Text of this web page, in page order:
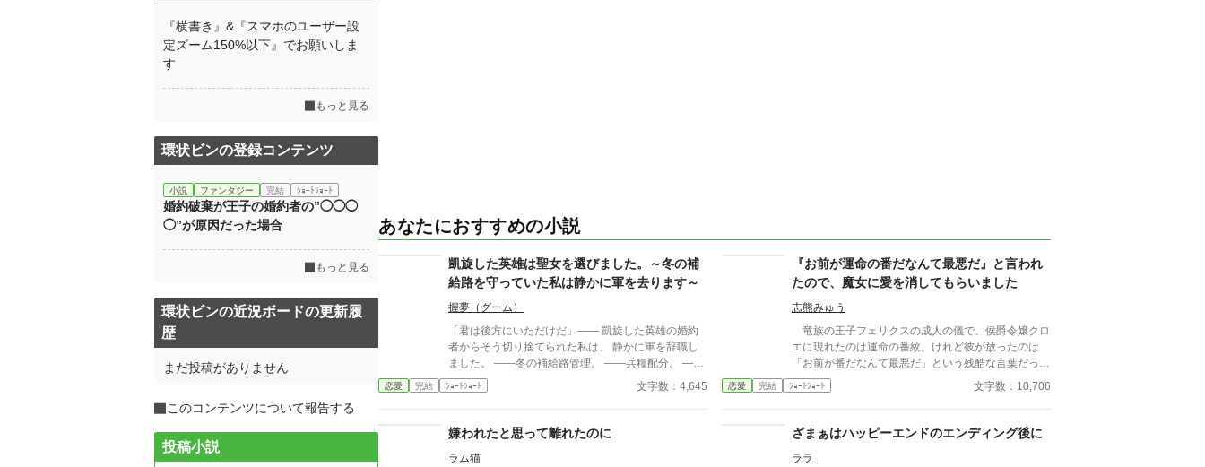
あなたにおすすめの小説
凱旋した英雄は聖女を選びました。～冬の補
給路を守っていた私は静かに軍を去ります～
握夢（グーム）
「君は後方にいただけだ」―― 凱旋した英雄の婚約
者からそう切り捨てられた私は、 静かに軍を辞職し
ました。 ――冬の補給路管理。 ――兵糧配分。 ――
医薬品輸送。 ――損耗率管理。 全部、私の仕事だっ
たのですが。 三週間後、 王国軍は補給崩壊。 「なぜ
お聞きしますが、 今まで“なぜか全部上手く回ってい
れは、 誰にも評価されなかった兵站官（へいたんか
恋愛 完結 ｼｮｰﾄｼｮｰﾄ 文字数：4,645
『お前が運命の番だなんて最悪だ』と言われ
たので、魔女に愛を消してもらいました
志熊みゅう
竜族の王子フェリクスの成人の儀で、侯爵令嬢クロ
エに現れたのは運命の番紋。けれど彼が放ったのは
「お前が番だなんて最悪だ」という残酷な言葉だっ
た。 異母妹ばかりを愛する王子、家族に疎まれる
日々に耐えきれなくなったクロエは、半地下に住む魔
嫉妬も失い、辺境で静かに生き直そうとした彼女のも
とに、三年後、王宮から使者が現れる。異母妹の魅了
が暴かれ、王子は今さら真実の愛を誓うが、クロエの
恋愛 完結 ｼｮｰﾄｼｮｰﾄ 文字数：10,706
嫌われたと思って離れたのに
ラム猫
ざまぁはハッピーエンドのエンディング後に
ララ
『横書き』&『スマホのユーザー設
定ズーム150%以下』でお願いしま
す
もっと見る
環状ビンの登録コンテンツ
小説 ファンタジー 完結 ｼｮｰﾄｼｮｰﾄ
婚約破棄が王子の婚約者の”◯◯◯
◯”が原因だった場合
もっと見る
環状ビンの近況ボードの更新履
歴
まだ投稿がありません
このコンテンツについて報告する
投稿小説